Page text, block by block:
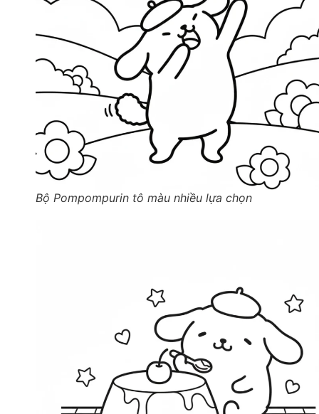
Bộ Pompompurin tô màu nhiều lựa chọn